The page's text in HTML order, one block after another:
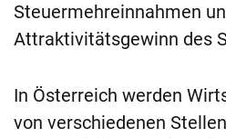
Steuermehreinnahmen
Attraktivitätsgewinn des
In Österreich werden
von verschiedenen